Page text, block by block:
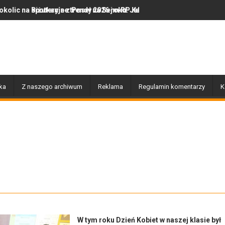
na Sejm RP Katarzyną Królak
2026 roku: Jak polska marka olor.pl podbija serca
Dobiegły końca prace
Z naszego archiwum Reklama Regulamin komentarzy
W tym roku Dzień Kobiet w naszej klasie był